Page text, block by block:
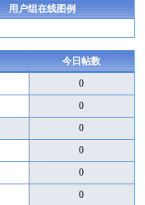
用户组在线图例
今日帖数
0
0
0
0
0
0